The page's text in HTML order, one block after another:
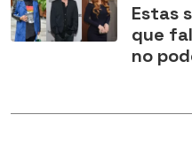
Estas
que
no